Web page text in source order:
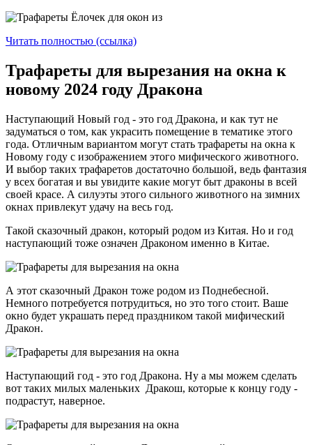
Читать полностью (ссылка)
Трафареты для вырезания на окна к
новому 2024 году Дракона
Наступающий Новый год - это год Дракона, и как тут не
задуматься о том, как украсить помещение в тематике этого
года. Отличным вариантом могут стать трафареты на окна к
Новому году с изображением этого мифического животного.
И выбор таких трафаретов достаточно большой, ведь фантазия
у всех богатая и вы увидите какие могут быт драконы в всей
своей красе. А силуэты этого сильного животного на зимних
окнах привлекут удачу на весь год.
Такой сказочный дракон, который родом из Китая. Но и год
наступающий тоже означен Драконом именно в Китае.
А этот сказочный Дракон тоже родом из Поднебесной.
Немного потребуется потрудиться, но это того стоит. Ваше
окно будет украшать перед праздником такой мифический
Дракон.
Наступающий год - это год Дракона. Ну а мы можем сделать
вот таких милых маленьких Дракош, которые к концу году -
подрастут, наверное.